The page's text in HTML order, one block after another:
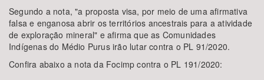
Segundo a nota, "a proposta visa, por meio de uma afirmativa
falsa e enganosa abrir os territórios ancestrais para a atividade
de exploração mineral" e afirma que as Comunidades
Indígenas do Médio Purus irão lutar contra o PL 91/2020.
Confira abaixo a nota da Focimp contra o PL 191/2020: